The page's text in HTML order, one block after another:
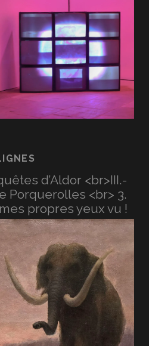
d’Aldor <br>III.-
Porquerolles <br> 3.
propres yeux vu !